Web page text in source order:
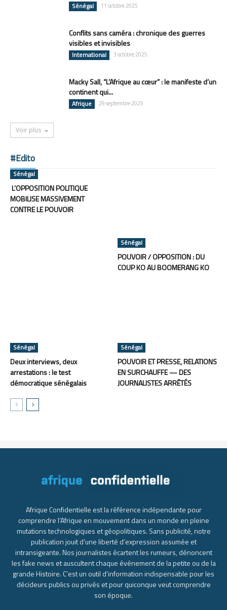
Sénégal 11 octobre 2025
Conflits sans caméra : chronique des guerres
visibles et invisibles
International 3 octobre 2025
Macky Sall, “L’Afrique au cœur” : le manifeste d’un
continent qui...
Afrique 29 septembre 2025
Voir plus
#Edito
Sénégal
L’OPPOSITION POLITIQUE
MOBILISE MASSIVEMENT
CONTRE LE POUVOIR
Sénégal
POUVOIR / OPPOSITION : DU
COUP KO AU BOOMERANG KO
Sénégal
Deux interviews, deux
arrestations : le test
démocratique sénégalais
Sénégal
POUVOIR ET PRESSE, RELATIONS
EN SURCHAUFFE — DES
JOURNALISTES ARRÊTÉS
Afrique Confidentielle est la référence indépendante pour
comprendre l’Afrique en mouvement dans un monde en pleine
mutations technologiques et géopolitiques. Sans publicité, notre
publication jouit d’une liberté d’expression assumée et
intransigeante. Nos journalistes écartent les rumeurs, dénoncent
les fake news et auscultent chaque événement de la petite ou de la
grande Histoire. C’est un outil d’information indispensable pour les
décideurs publics ou privés et pour quiconque veut comprendre
son époque.